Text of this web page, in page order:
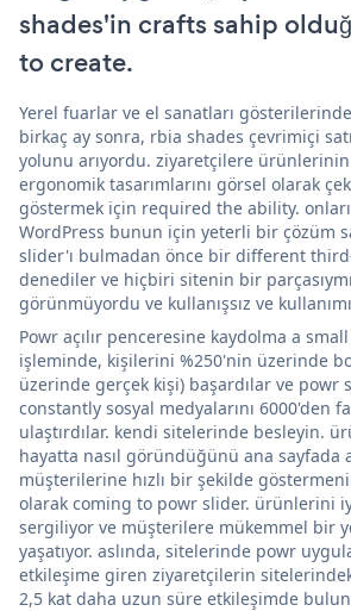
shades'in crafts sahip
to create.
Yerel fuarlar ve el sanatları
birkaç ay sonra, rbia shades çevrimiçi
yolunu arıyordu. ziyaretçilere
ergonomik tasarımlarını görsel olarak
göstermek için required the ability.
WordPress bunun için yeterli bir çözüm
slider'ı bulmadan önce bir different
denediler ve hiçbiri sitenin bir
görünmüyordu ve kullanışsız ve
Powr açılır penceresine kaydolma a
işleminde, kişilerini %250'nin üzerinde
üzerinde gerçek kişi) başardılar ve powr
constantly sosyal medyalarını 6000'den
ulaştırdılar. kendi sitelerinde besleyin.
hayatta nasıl göründüğünü ana sayfada
müşterilerine hızlı bir şekilde
olarak coming to powr slider. ürünlerini
sergiliyor ve müşterilere mükemmel bir
yaşatıyor. aslında, sitelerinde powr
etkileşime giren ziyaretçilerin
2,5 kat daha uzun süre etkileşimde